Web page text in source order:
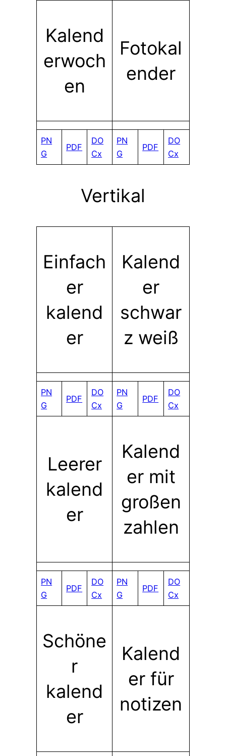
Kalend
erwoch
en
Fotokal
ender
PN
G
PDF
DO
Cx
PN
G
PDF
DO
Cx
Vertikal
Einfach
er
kalend
er
Kalend
er
schwar
z weiß
PN
G
PDF
DO
Cx
PN
G
PDF
DO
Cx
Leerer
kalend
er
Kalend
er mit
großen
zahlen
PN
G
PDF
DO
Cx
PN
G
PDF
DO
Cx
Schöne
r
kalend
er
Kalend
er für
notizen